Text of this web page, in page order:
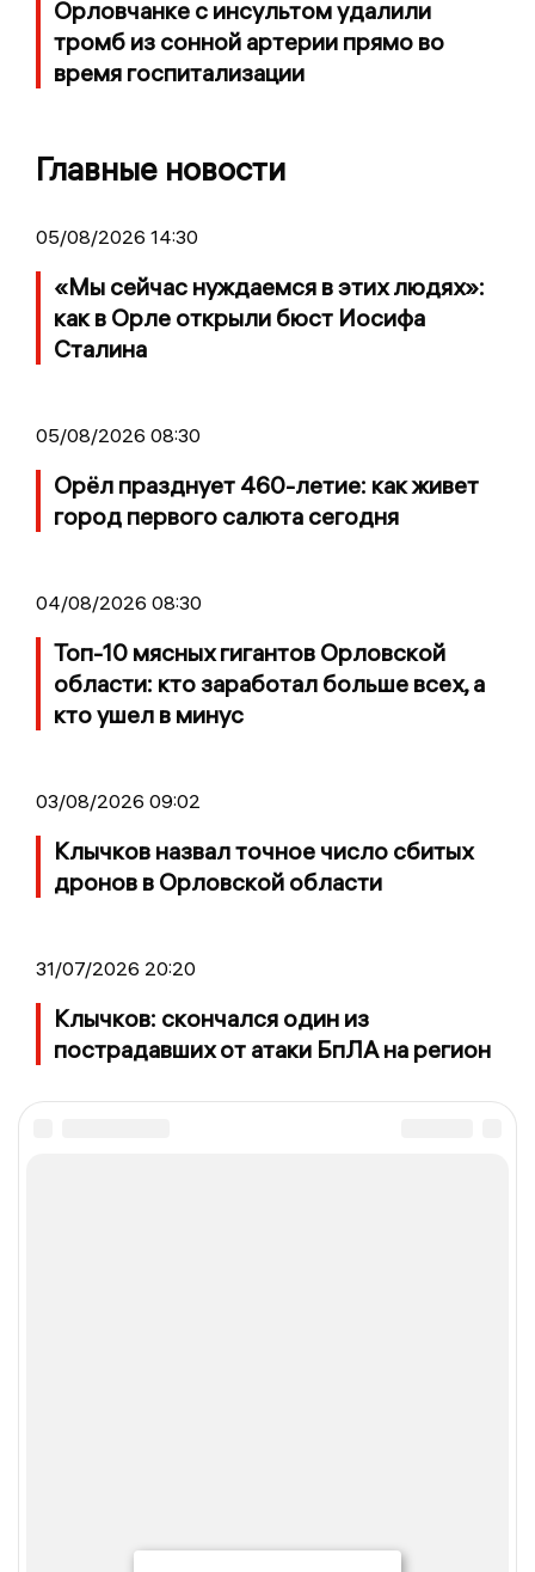
Орловчанке с инсультом удалили
тромб из сонной артерии прямо во
время госпитализации
Главные новости
05/08/2026 14:30
«Мы сейчас нуждаемся в этих людях»:
как в Орле открыли бюст Иосифа
Сталина
05/08/2026 08:30
Орёл празднует 460-летие: как живет
город первого салюта сегодня
04/08/2026 08:30
Топ-10 мясных гигантов Орловской
области: кто заработал больше всех, а
кто ушел в минус
03/08/2026 09:02
Клычков назвал точное число сбитых
дронов в Орловской области
31/07/2026 20:20
Клычков: скончался один из
пострадавших от атаки БпЛА на регион